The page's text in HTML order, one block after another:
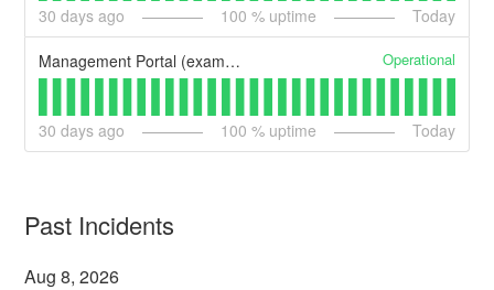
30 days ago 100 % uptime Today
Management Portal (example) Operational
30 days ago 100 % uptime Today
Past Incidents
Aug8,2026